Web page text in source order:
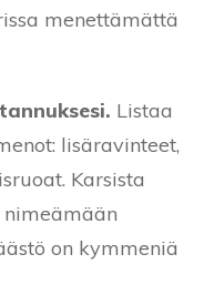
menettämättä
Listaa
lisäravinteet,
Karsista
on kymmeniä